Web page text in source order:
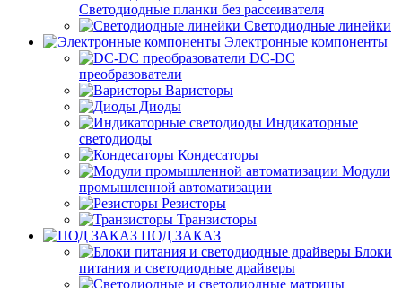
Светодиодные планки без рассеивателя
Светодиодные линейки
Электронные компоненты
DC-DC
преобразователи
Варисторы
Диоды
Индикаторные
светодиоды
Кондесаторы
Модули
промышленной автоматизации
Резисторы
Транзисторы
ПОД ЗАКАЗ
Блоки
питания и светодиодные драйверы